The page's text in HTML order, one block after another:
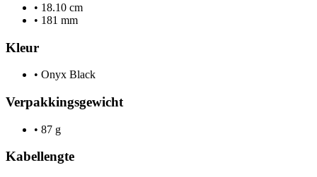
• 18.10 cm
• 181 mm
Kleur
• Onyx Black
Verpakkingsgewicht
• 87 g
Kabellengte